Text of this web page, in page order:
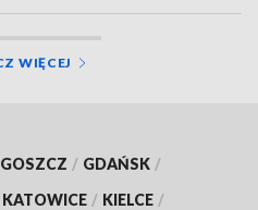
WIĘCEJ
/ GDAŃSK /
KATOWICE / KIELCE /